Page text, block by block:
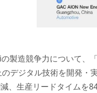
の製造競争力について、
デジタル技術を開発・
、生産リードタイムを